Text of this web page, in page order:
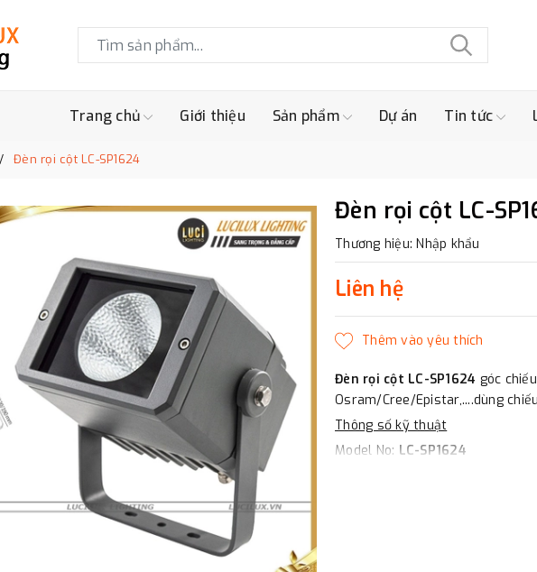
Trang chủ Giới thiệu Sản phẩm Dự án Tin tức
Đèn rọi cột LC-SP1624
Đèn rọi cột LC-
Thương hiệu: Nhập khẩu
Liên hệ
Đèn rọi cột LC-SP1624 góc
Osram/Cree/Epistar,....dùng
Thông số kỹ thuật
Model No: LC-SP1624
Power: 10W/20W/30W - Voltage